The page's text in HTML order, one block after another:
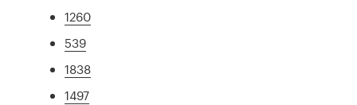
1260
539
1838
1497